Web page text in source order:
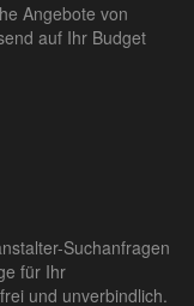
Angebote von
auf Ihr Budget
Suchanfragen
für Ihr
und unverbindlich.